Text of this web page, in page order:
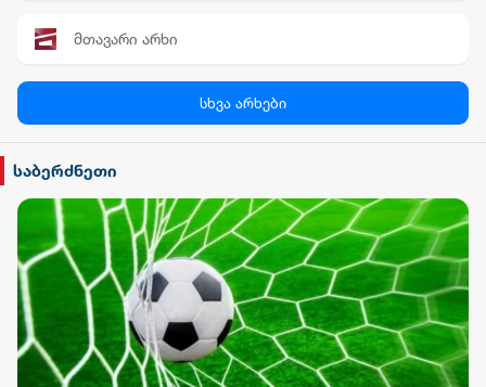
მთავარი არხი
სილქ უნივერსალი
TV პირველი
ფორმულა
რიონი
სხვა არხები
საბერძნეთი